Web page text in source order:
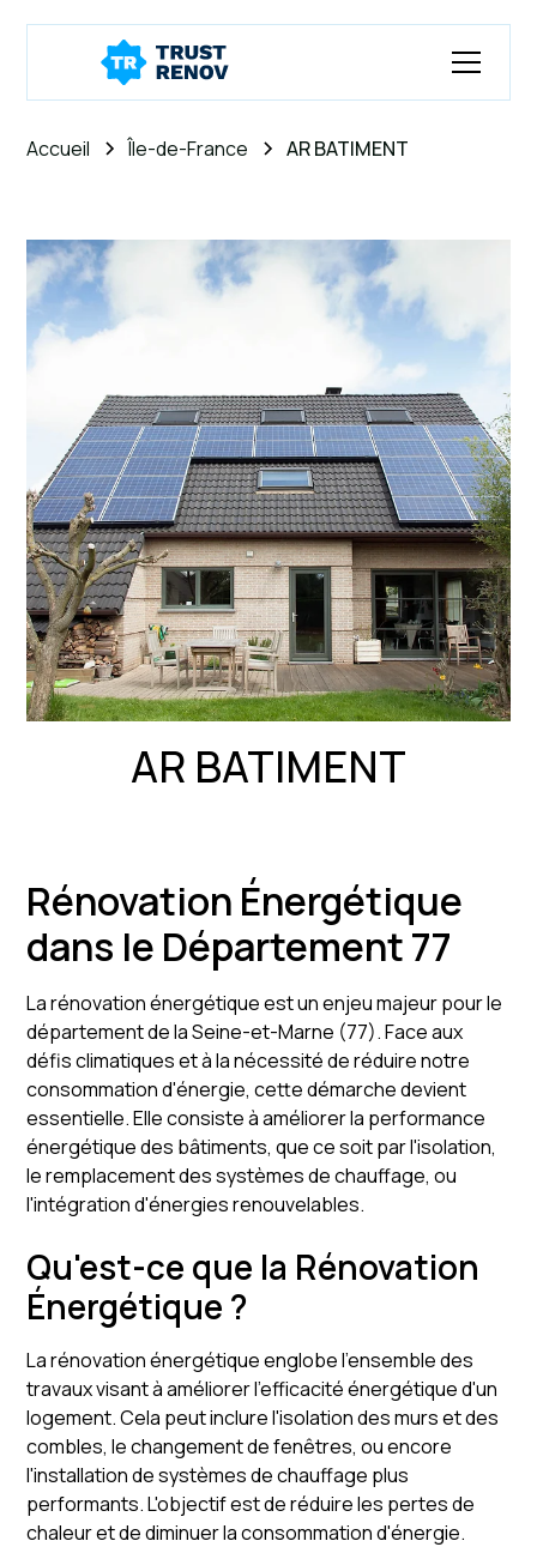
Accueil Île-de-France AR BATIMENT
AR BATIMENT
Rénovation Énergétique
dans le Département 77
La rénovation énergétique est un enjeu majeur pour le
département de la Seine-et-Marne (77). Face aux
défis climatiques et à la nécessité de réduire notre
consommation d'énergie, cette démarche devient
essentielle. Elle consiste à améliorer la performance
énergétique des bâtiments, que ce soit par l'isolation,
le remplacement des systèmes de chauffage, ou
l'intégration d'énergies renouvelables.
Qu'est-ce que la Rénovation
Énergétique ?
La rénovation énergétique englobe l'ensemble des
travaux visant à améliorer l'efficacité énergétique d'un
logement. Cela peut inclure l'isolation des murs et des
combles, le changement de fenêtres, ou encore
l'installation de systèmes de chauffage plus
performants. L'objectif est de réduire les pertes de
chaleur et de diminuer la consommation d'énergie.